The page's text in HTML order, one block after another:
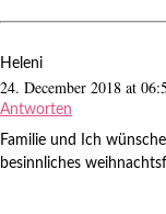
Heleni
24. December 2018 at
Antworten
Familie und Ich
besinnliches